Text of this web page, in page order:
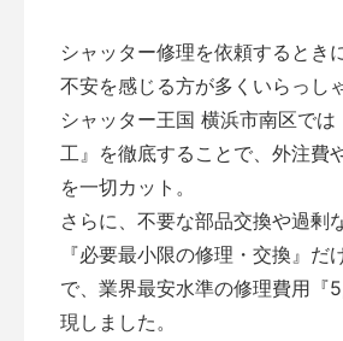
シャッター修理を依頼するとき
不安を感じる方が多くいらっし
シャッター王国 横浜市南区では
工』を徹底することで、外注費
を一切カット。
さらに、不要な部品交換や過剰
『必要最小限の修理・交換』だ
で、業界最安水準の修理費用『
現しました。